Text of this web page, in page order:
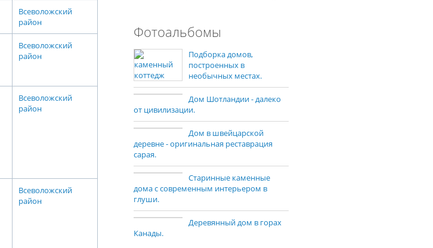
Всеволожский
район
Всеволожский
район
Всеволожский
район
Всеволожский
район
Фотоальбомы
Подборка домов,
построенных в
необычных местах.
Дом Шотландии - далеко
от цивилизации.
Дом в швейцарской
деревне - оригинальная реставрация
сарая.
Старинные каменные
дома с современным интерьером в
глуши.
Деревянный дом в горах
Канады.